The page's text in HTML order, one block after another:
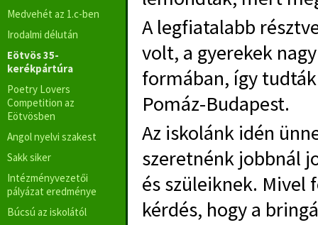
Medvehét az 1.c-ben
Irodalmi délután
Eötvös 35-
kerékpártúra
Poetry Lovers
Competition az
Eötvösben
Angol nyelvi szakest
Sakk siker
Intézményvezetői
pályázat eredménye
Búcsú az iskolától
A legfiatalabb
volt, a gyerekek
formában, így
Pomáz-Budapest.
Az iskolánk idén
szeretnénk jobbnál
és szüleiknek. Mivel
kérdés, hogy a